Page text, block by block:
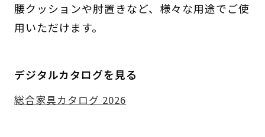
腰クッションや肘置きなど、様々な用途でご使
用いただけます。
デジタルカタログを見る
総合家具カタログ 2026